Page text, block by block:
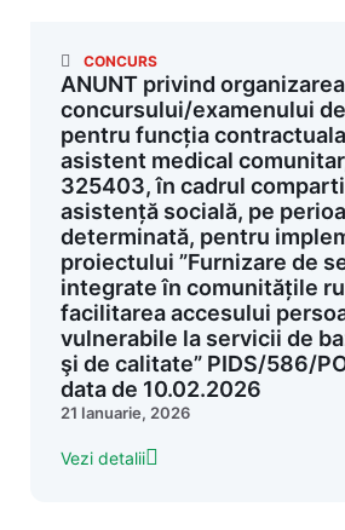
CONCURS
ANUNT privind organizarea
concursului/examenului
pentru funcția
asistent medical
325403, în cadrul
asistență socială, pe
determinată, pentru
proiectului ”Furnizare de
integrate în comunitățile
facilitarea accesului
vulnerabile la servicii de
şi de calitate” PIDS/586/
data de 10.02.2026
21 Ianuarie, 2026
Vezi detalii